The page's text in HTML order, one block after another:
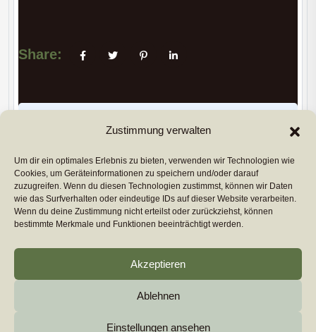
Zustimmung verwalten
Um dir ein optimales Erlebnis zu bieten, verwenden wir Technologien wie
Cookies, um Geräteinformationen zu speichern und/oder darauf
zuzugreifen. Wenn du diesen Technologien zustimmst, können wir Daten
wie das Surfverhalten oder eindeutige IDs auf dieser Website verarbeiten.
Wenn du deine Zustimmung nicht erteilst oder zurückziehst, können
bestimmte Merkmale und Funktionen beeinträchtigt werden.
Akzeptieren
Ablehnen
Einstellungen ansehen
Share:
NEXT POST
Copyright 2026euromarcomAll Rights Reserved by
euromarcom GmbH
Cookie-Richtlinie (EU)